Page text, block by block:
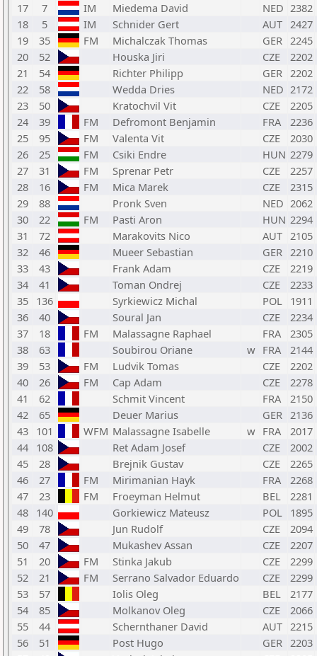
17
7 IM Miedema David NED 2382
18
5 IM Schnider Gert AUT 2427
19
35 FM Michalczak Thomas GER 2245
20
52 Houska Jiri CZE
2202
21
54 Richter Philipp GER 2202
22
58 Wedda Dries NED 2172
23
50 Kratochvil Vit CZE
2205
24
39 FM Defromont Benjamin FRA
2236
25
95 FM Valenta Vit CZE
2030
26
25 FM Csiki Endre HUN 2279
27
31 FM Sprenar Petr CZE
2257
28
16 FM Mica Marek CZE
2315
29
88 Pronk Sven NED 2062
30
22 FM Pasti Aron HUN 2294
31
72 Marakovits Nico AUT 2105
32
46 Mueer Sebastian GER 2210
33
43 Frank Adam CZE
2219
34
41 Toman Ondrej CZE
2233
35 136 Syrkiewicz Michal POL 1911
36
40 Soural Jan CZE
2234
37
18 FM Malassagne Raphael FRA
2305
38
63 Soubirou Oriane w FRA
2144
39
53 FM Ludvik Tomas CZE
2202
40
26 FM Cap Adam CZE
2278
41
62 Schmit Vincent FRA
2150
42
65 Deuer Marius GER 2136
43 101 WFM Malassagne Isabelle w FRA
2017
44 108 Ret Adam Josef CZE
2002
45
28 Brejnik Gustav CZE
2265
46
27 FM Mirimanian Hayk FRA
2268
47
23 FM Froeyman Helmut BEL
2281
48 140 Gorkiewicz Mateusz POL 1895
49
78 Jun Rudolf CZE
2094
50
47 Mukashev Assan CZE
2207
51
20 FM Stinka Jakub CZE
2299
52
21 FM Serrano Salvador Eduardo CZE
2299
53
57 Iolis Oleg BEL
2177
54
85 Molkanov Oleg CZE
2066
55
44 Schernthaner David AUT 2215
56
51 Post Hugo GER 2203